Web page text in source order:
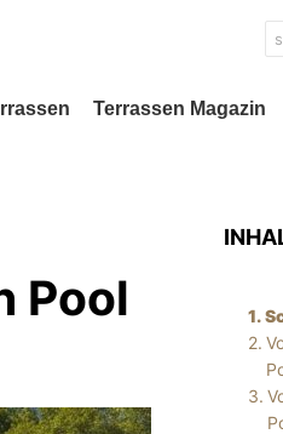
Terrassen Magazin
Pool